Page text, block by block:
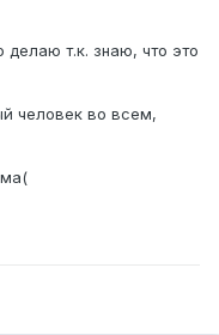
делаю т.к. знаю, что это
человек во всем,